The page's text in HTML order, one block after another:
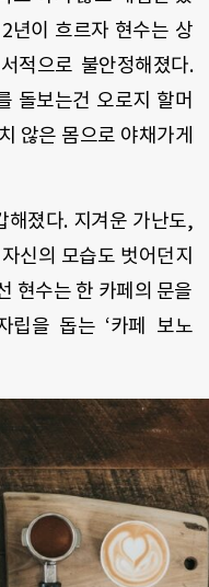
년이 흐르자 현수는 상
적으로 불안정해졌다.
돌보는건 오로지 할머
않은 몸으로 야채가게
해졌다. 지겨운 가난도,
신의 모습도 벗어던지
현수는 한 카페의 문을
립을 돕는 ‘카페 보노